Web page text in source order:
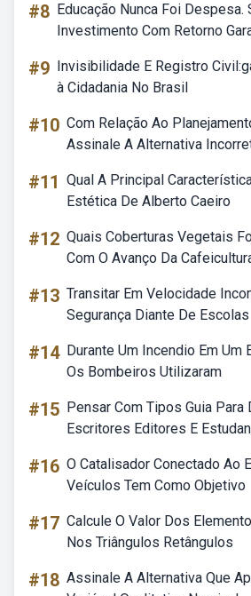
#8 Educação Nunca Foi Despesa.
Investimento Com Retorno
#9 Invisibilidade E Registro
à Cidadania No Brasil
#10 Com Relação Ao
Assinale A Alternativa
#11 Qual A Principal
Estética De Alberto Caeiro
#12 Quais Coberturas Vegetais
Com O Avanço Da
#13 Transitar Em Velocidade
Segurança Diante De Escolas
#14 Durante Um Incendio Em
Os Bombeiros Utilizaram
#15 Pensar Com Tipos Guia Para
Escritores Editores E
#16 O Catalisador Conectado Ao
Veículos Tem Como Objetivo
#17 Calcule O Valor Dos
Nos Triângulos Retângulos
#18 Assinale A Alternativa Que